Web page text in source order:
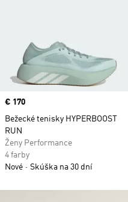
Price
€ 170
Bežecké tenisky HYPERBOOST
RUN
Ženy Performance
4 farby
Nové
Skúška na 30 dní